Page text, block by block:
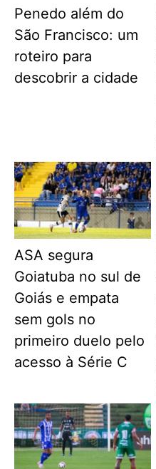
Penedo além do
São Francisco: um
roteiro para
descobrir a cidade
ASA segura
Goiatuba no sul de
Goiás e empata
sem gols no
primeiro duelo pelo
acesso à Série C